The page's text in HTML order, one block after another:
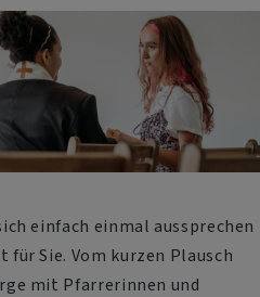
einfach einmal aussprechen
für Sie. Vom kurzen Plausch
mit Pfarrerinnen und